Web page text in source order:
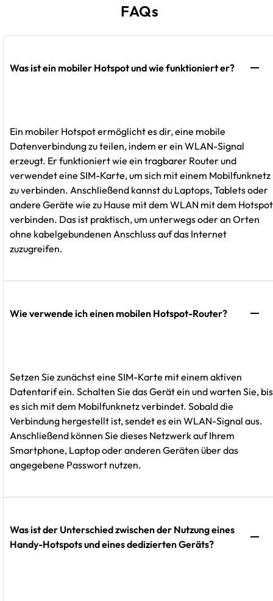
FAQs
Was ist ein mobiler Hotspot und wie funktioniert er?
Ein mobiler Hotspot ermöglicht es dir, eine mobile
Datenverbindung zu teilen, indem er ein WLAN-Signal
erzeugt. Er funktioniert wie ein tragbarer Router und
verwendet eine SIM-Karte, um sich mit einem Mobilfunknetz
zu verbinden. Anschließend kannst du Laptops, Tablets oder
andere Geräte wie zu Hause mit dem WLAN mit dem Hotspot
verbinden. Das ist praktisch, um unterwegs oder an Orten
ohne kabelgebundenen Anschluss auf das Internet
zuzugreifen.
Wie verwende ich einen mobilen Hotspot-Router?
Setzen Sie zunächst eine SIM-Karte mit einem aktiven
Datentarif ein. Schalten Sie das Gerät ein und warten Sie, bis
es sich mit dem Mobilfunknetz verbindet. Sobald die
Verbindung hergestellt ist, sendet es ein WLAN-Signal aus.
Anschließend können Sie dieses Netzwerk auf Ihrem
Smartphone, Laptop oder anderen Geräten über das
angegebene Passwort nutzen.
Was ist der Unterschied zwischen der Nutzung eines
Handy-Hotspots und eines dedizierten Geräts?